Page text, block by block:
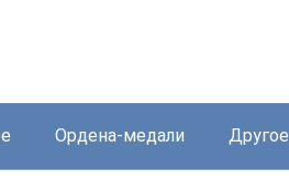
Ордена-медали Другое